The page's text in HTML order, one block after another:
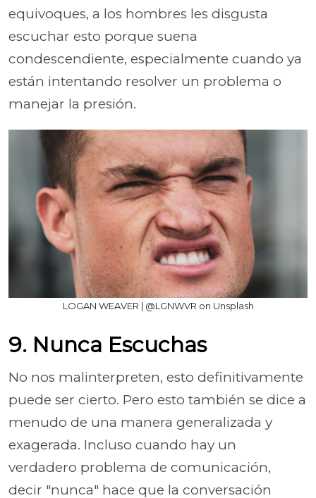
equivoques, a los hombres les disgusta
escuchar esto porque suena
condescendiente, especialmente cuando ya
están intentando resolver un problema o
manejar la presión.
LOGAN WEAVER | @LGNWVR on Unsplash
9. Nunca Escuchas
No nos malinterpreten, esto definitivamente
puede ser cierto. Pero esto también se dice a
menudo de una manera generalizada y
exagerada. Incluso cuando hay un
verdadero problema de comunicación,
decir "nunca" hace que la conversación